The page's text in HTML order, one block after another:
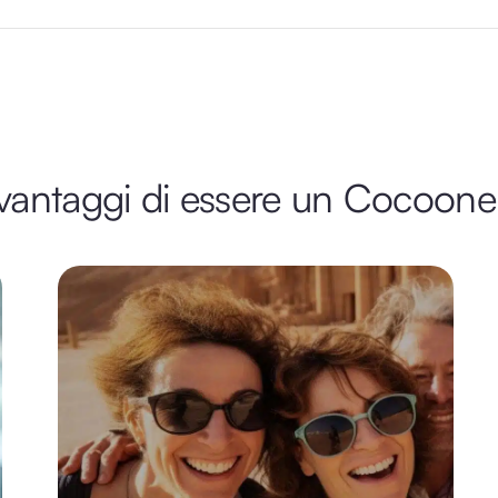
di essere un